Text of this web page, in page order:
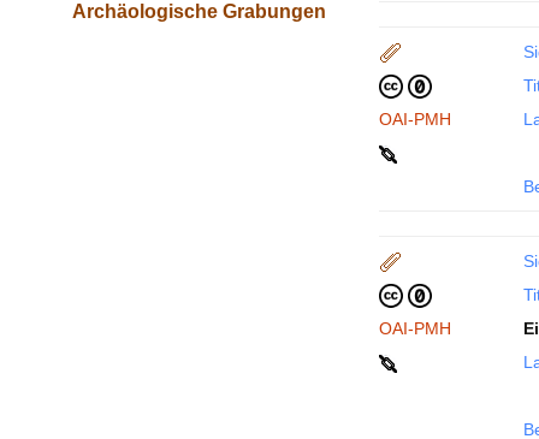
Archäologische Grabungen
OAI-PMH
OAI-PMH